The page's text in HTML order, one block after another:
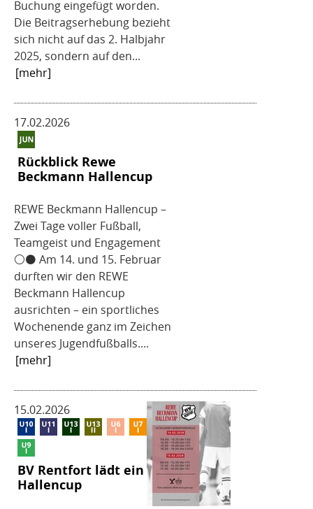
Buchung eingefügt worden.
Die Beitragserhebung bezieht
sich nicht auf das 2. Halbjahr
2025, sondern auf den...
[mehr]
17.02.2026
Rückblick Rewe
Beckmann Hallencup
REWE Beckmann Hallencup –
Zwei Tage voller Fußball,
Teamgeist und Engagement
⚪️⚫️ Am 14. und 15. Februar
durften wir den REWE
Beckmann Hallencup
ausrichten – ein sportliches
Wochenende ganz im Zeichen
unseres Jugendfußballs....
[mehr]
15.02.2026
BV Rentfort lädt ein zum
Hallencup